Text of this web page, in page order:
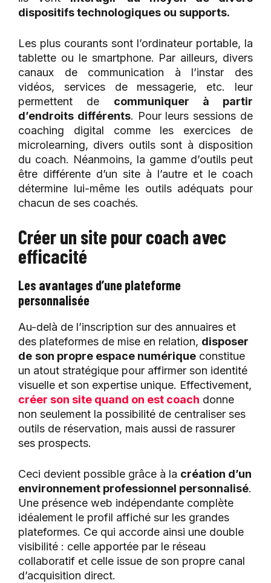
dispositifs technologiques ou supports.
Les plus courants sont l’ordinateur portable, la
tablette ou le smartphone. Par ailleurs, divers
canaux de communication à l’instar des
vidéos, services de messagerie, etc. leur
permettent de communiquer à partir
d’endroits différents. Pour leurs sessions de
coaching digital comme les exercices de
microlearning, divers outils sont à disposition
du coach. Néanmoins, la gamme d’outils peut
être différente d’un site à l’autre et le coach
détermine lui-même les outils adéquats pour
chacun de ses coachés.
Créer un site pour coach avec
efficacité
Les avantages d’une plateforme
personnalisée
Au-delà de l’inscription sur des annuaires et
des plateformes de mise en relation, disposer
de son propre espace numérique constitue
un atout stratégique pour affirmer son identité
visuelle et son expertise unique. Effectivement,
créer son site quand on est coach donne
non seulement la possibilité de centraliser ses
outils de réservation, mais aussi de rassurer
ses prospects.
Ceci devient possible grâce à la création d’un
environnement professionnel personnalisé.
Une présence web indépendante complète
idéalement le profil affiché sur les grandes
plateformes. Ce qui accorde ainsi une double
visibilité : celle apportée par le réseau
collaboratif et celle issue de son propre canal
d’acquisition direct.